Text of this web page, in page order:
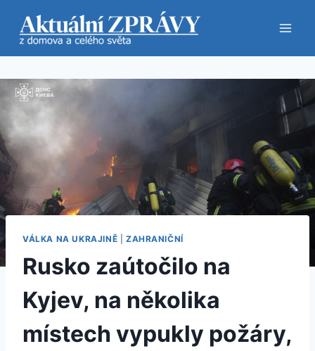
obsah
VÁLKA NA UKRAJINĚ ZAHRANIČNÍ
Rusko zaútočilo na
Kyjev, na několika
místech vypukly požáry,